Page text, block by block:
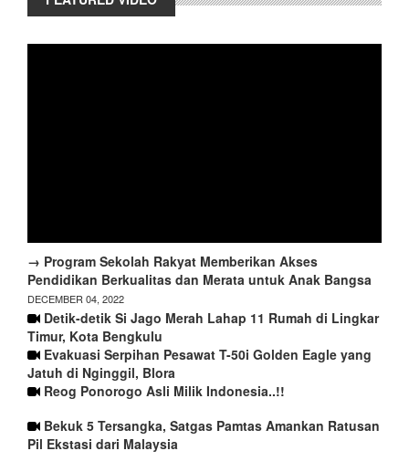
→ Program Sekolah Rakyat Memberikan Akses
Pendidikan Berkualitas dan Merata untuk Anak Bangsa
DECEMBER 04, 2022
Detik-detik Si Jago Merah Lahap 11 Rumah di Lingkar
Timur, Kota Bengkulu
Evakuasi Serpihan Pesawat T-50i Golden Eagle yang
Jatuh di Nginggil, Blora
Reog Ponorogo Asli Milik Indonesia..!!
Bekuk 5 Tersangka, Satgas Pamtas Amankan Ratusan
Pil Ekstasi dari Malaysia